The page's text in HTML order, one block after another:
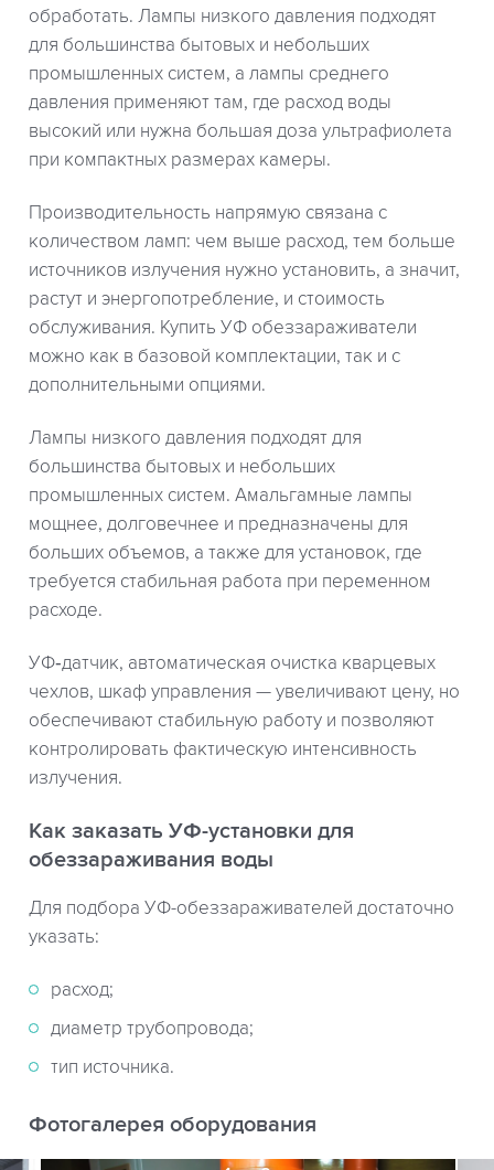
обработать. Лампы низкого давления подходят
для большинства бытовых и небольших
промышленных систем, а лампы среднего
давления применяют там, где расход воды
высокий или нужна большая доза ультрафиолета
при компактных размерах камеры.
Производительность напрямую связана с
количеством ламп: чем выше расход, тем больше
источников излучения нужно установить, а значит,
растут и энергопотребление, и стоимость
обслуживания. Купить УФ обеззараживатели
можно как в базовой комплектации, так и с
дополнительными опциями.
Лампы низкого давления подходят для
большинства бытовых и небольших
промышленных систем. Амальгамные лампы
мощнее, долговечнее и предназначены для
больших объемов, а также для установок, где
требуется стабильная работа при переменном
расходе.
УФ‑датчик, автоматическая очистка кварцевых
чехлов, шкаф управления — увеличивают цену, но
обеспечивают стабильную работу и позволяют
контролировать фактическую интенсивность
излучения.
Как заказать УФ-установки для
обеззараживания воды
Для подбора УФ-обеззараживателей достаточно
указать:
расход;
диаметр трубопровода;
тип источника.
Фотогалерея оборудования